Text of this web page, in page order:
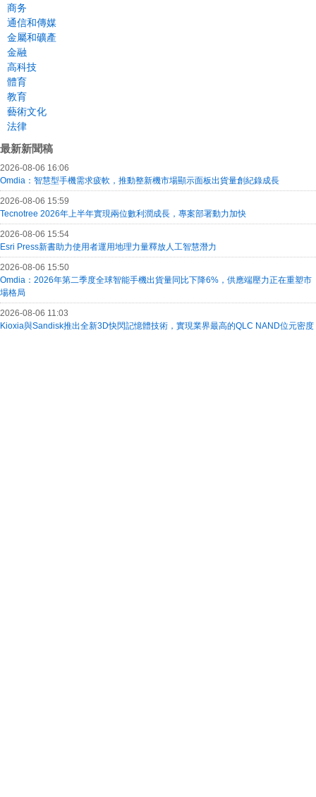
商务
通信和傳媒
金屬和礦產
金融
高科技
體育
教育
藝術文化
法律
最新新聞稿
2026-08-06 16:06
Omdia：智慧型手機需求疲軟，推動整新機市場顯示面板出貨量創紀錄成長
2026-08-06 15:59
Tecnotree 2026年上半年實現兩位數利潤成長，專案部署動力加快
2026-08-06 15:54
Esri Press新書助力使用者運用地理力量釋放人工智慧潛力
2026-08-06 15:50
Omdia：2026年第二季度全球智能手機出貨量同比下降6%，供應端壓力正在重塑市
場格局
2026-08-06 11:03
Kioxia與Sandisk推出全新3D快閃記憶體技術，實現業界最高的QLC NAND位元密度